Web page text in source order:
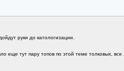
руки до катологизации.
тут пару топов по этой теме толковых, все